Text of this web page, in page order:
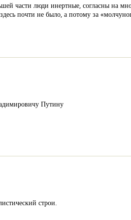
части люди инертные, согласны на
почти не было, а потому за
Путину
строи.